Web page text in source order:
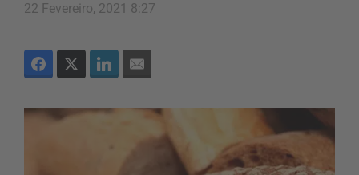
22 Fevereiro, 2021 8:27